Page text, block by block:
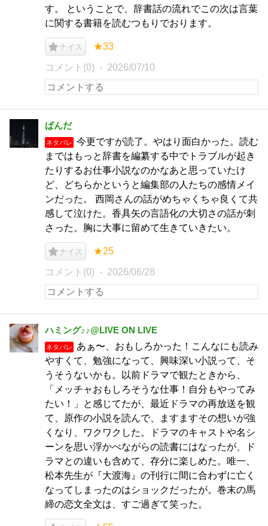
す。 ということで、辞書話の流れでこの次は言葉
に関する書籍を読むつもりでおります。
ナイス ★33
コメント(0) 2026/07/10
ぱんだ
ネタバレ
今更ですが読了。やはり面白かった。読む
まではもっと辞書を編纂する中でトラブルが起き
たりするお仕事小説なのかなあと思っていたけ
ど、どちらかというと編集部の人たちの感情メイ
ンだった。 西岡さんの話がめちゃくちゃ良くて共
感して泣けた。香具矢の言語化の大切さの話が刺
さった。胸に大事に留めて生きていきたい。
ナイス ★25
コメント(0) 2026/06/28
ハミング♪♪@LIVE ON LIVE
ネタバレ
あぁ〜、おもしろかった！こんなにも読み
やすくて、勉強になって、興味深い小説って、そ
うそうないかも。以前ドラマで観たときから、
「メッチャおもしろそうな仕事！自分もやってみ
たい！」と感じてたが、最近ドラマの再放送を観
て、原作の小説を読んで、ますますその想いが強
くなり、ワクワクした。ドラマのキャストや名シ
ーンを思い浮かべながらの読書にはなったが、ド
ラマとの違いも含めて、存分に楽しめた。唯一、
松本先生が『大渡海』の刊行に間に合わずに亡く
なってしまったのはショックだったが。巻末の馬
締の恋文全文は、すご過ぎて笑った。